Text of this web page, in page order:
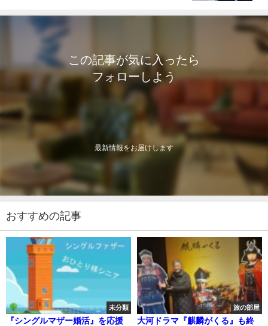
この記事が気に入ったら
フォローしよう
最新情報をお届けします
おすすめの記事
未分類
『シングルマザー婚活』を応援
旅の部屋
大河ドラマ『麒麟がくる』も終